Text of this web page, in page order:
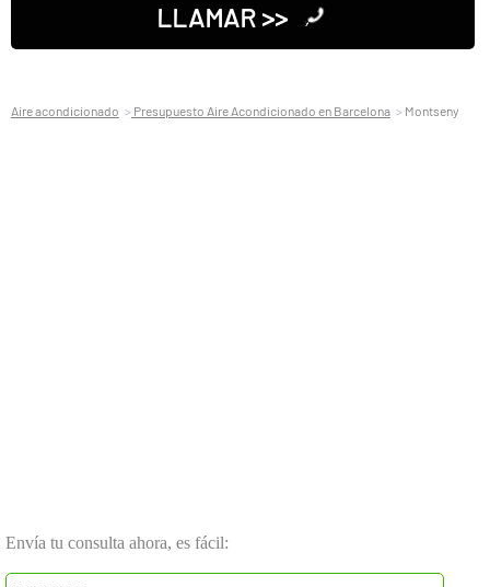
LLAMAR >>
Aire acondicionado Presupuesto Aire Acondicionado en Barcelona Montseny
Envía tu consulta ahora, es fácil: